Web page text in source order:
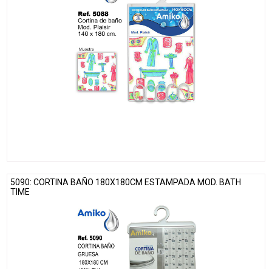
5090: CORTINA BAÑO 180X180CM ESTAMPADA MOD. BATH
TIME